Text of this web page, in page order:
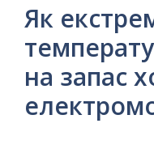
Як
на запас